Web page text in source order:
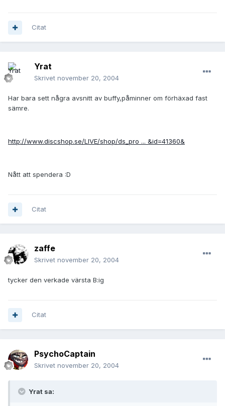
Citat
Yrat
Skrivet november 20, 2004
Har bara sett några avsnitt av buffy,påminner om förhäxad fast
sämre.
http://www.discshop.se/LIVE/shop/ds_pro ... &id=41360&
Nått att spendera :D
Citat
zaffe
Skrivet november 20, 2004
tycker den verkade värsta B:ig
Citat
PsychoCaptain
Skrivet november 20, 2004
Yrat sa: